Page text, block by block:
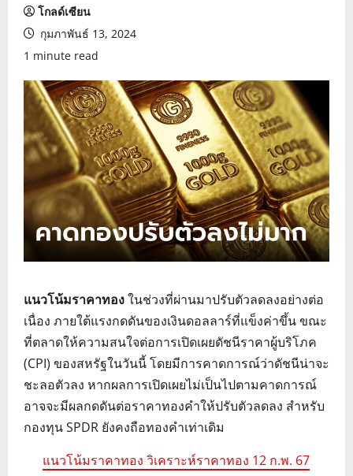
โกลด์เซียน
กุมภาพันธ์ 13, 2024
1 minute read
แนวโน้มราคาทองในช่วงที่ผ่านมาปรับตัวลดลงอย่างต่อ
เนื่อง ภายใต้แรงกดดันของเงินดอลลาร์ที่แข็งค่าขึ้น ขณะ
ที่ตลาดให้ความสนใจต่อการเปิดเผยดัชนีราคาผู้บริโภค
(CPI) ของสหรัฐในวันนี้ โดยมีการคาดการณ์ว่าดัชนีน่าจะ
ชะลอตัวลง หากผลการเปิดเผยไม่เป็นไปตามคาดการณ์
อาจจะมีผลกดดันต่อราคาทองคำให้ปรับตัวลดลง สำหรับ
กองทุน SPDR ยังคงถือทองคำเท่าเดิม
แนวโน้มราคาทอง วิเคราะห์ราคาทอง 12 ก.พ. 67